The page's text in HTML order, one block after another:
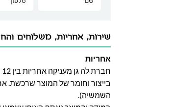
שירות, אחריות, משלוחים
אחריות
בייצור וחומר של המוצר שרכשת.
השמשיה).